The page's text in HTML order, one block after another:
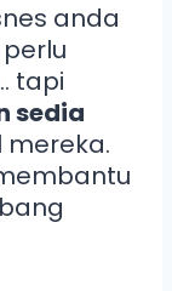
anda
tapi
sedia
mereka.